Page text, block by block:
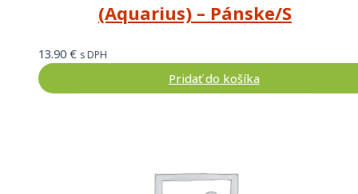
(Aquarius) – Pánske/S
13.90 € s DPH
Pridať do košíka